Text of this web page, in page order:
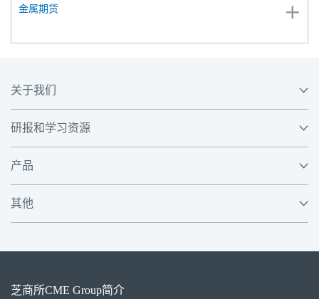
金属期货
关于我们
研报和学习资源
产品
其他
芝商所CME Group简介